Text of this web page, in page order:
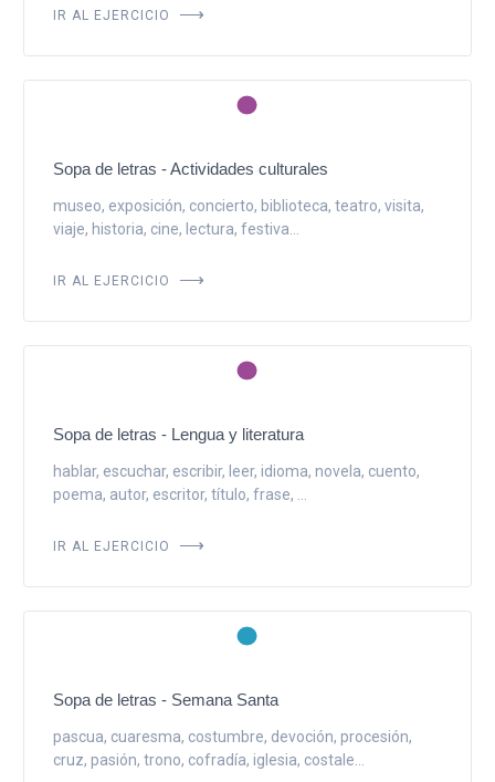
IR AL EJERCICIO
Sopa de letras - Actividades culturales
museo, exposición, concierto, biblioteca, teatro, visita,
viaje, historia, cine, lectura, festiva...
IR AL EJERCICIO
Sopa de letras - Lengua y literatura
hablar, escuchar, escribir, leer, idioma, novela, cuento,
poema, autor, escritor, título, frase, ...
IR AL EJERCICIO
Sopa de letras - Semana Santa
pascua, cuaresma, costumbre, devoción, procesión,
cruz, pasión, trono, cofradía, iglesia, costale...